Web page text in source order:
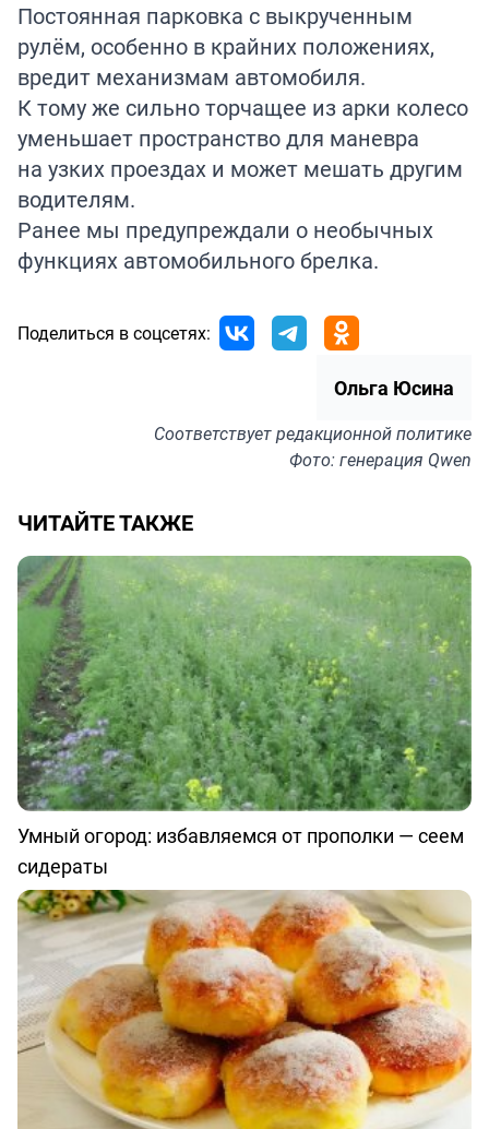
Постоянная парковка с выкрученным
рулём, особенно в крайних положениях,
вредит механизмам автомобиля.
К тому же сильно торчащее из арки колесо
уменьшает пространство для маневра
на узких проездах и может мешать другим
водителям.
Ранее мы предупреждали о необычных
функциях автомобильного брелка.
Поделиться в соцсетях:
Ольга Юсина
Соответствуетредакционной политике
Фото: генерация Qwen
ЧИТАЙТЕ ТАКЖЕ
Умный огород: избавляемся от прополки — сеем
сидераты